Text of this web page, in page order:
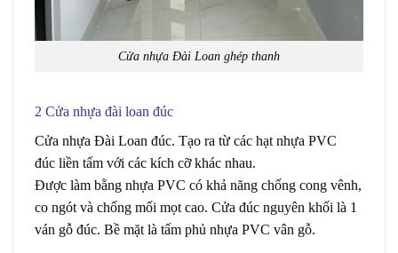
Cửa nhựa Đài Loan ghép thanh
2 Cửa nhựa đài loan đúc
Cửa nhựa Đài Loan đúc. Tạo ra từ các hạt nhựa PVC
đúc liền tấm với các kích cỡkhác nhau.
Được làm bằng nhựa PVC có khả năng chống cong vênh,
co ngót và chống mối mọt cao. Cửa đúc nguyên khối là 1
ván gỗ đúc. Bề mặt là tấm phủ nhựa PVC vân gỗ.